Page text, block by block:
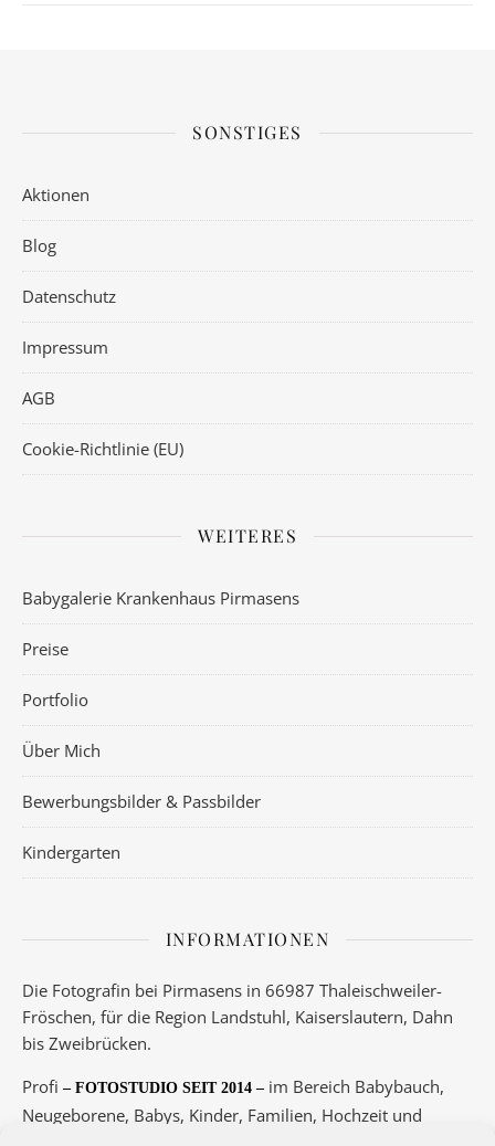
SONSTIGES
Aktionen
Blog
Datenschutz
Impressum
AGB
Cookie-Richtlinie (EU)
WEITERES
Babygalerie Krankenhaus Pirmasens
Preise
Portfolio
Über Mich
Bewerbungsbilder & Passbilder
Kindergarten
INFORMATIONEN
Die Fotografin bei Pirmasens in 66987 Thaleischweiler-
Fröschen, für die Region Landstuhl, Kaiserslautern, Dahn
bis Zweibrücken.
Profi – FOTOSTUDIO SEIT 2014 – im Bereich Babybauch,
Neugeborene, Babys, Kinder, Familien, Hochzeit und